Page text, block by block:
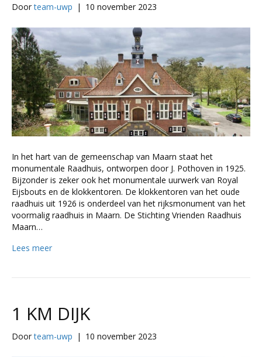
Doorteam-uwp | 10 november 2023
In het hart van de gemeenschap van Maarn staat het
monumentale Raadhuis, ontworpen door J. Pothoven in 1925.
Bijzonder is zeker ook het monumentale uurwerk van Royal
Eijsbouts en de klokkentoren. De klokkentoren van het oude
raadhuis uit 1926 is onderdeel van het rijksmonument van het
voormalig raadhuis in Maarn. De Stichting Vrienden Raadhuis
Maarn…
Lees meer
1 KM DIJK
Doorteam-uwp | 10 november 2023